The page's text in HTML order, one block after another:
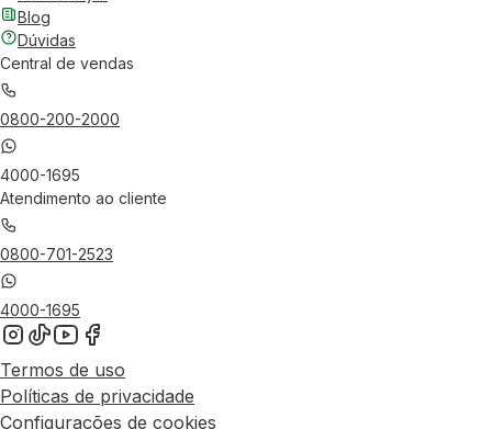
Blog
Dúvidas
Central de vendas
0800-200-2000
4000-1695
Atendimento ao cliente
0800-701-2523
4000-1695
Termos de uso
Políticas de privacidade
Configurações de cookies